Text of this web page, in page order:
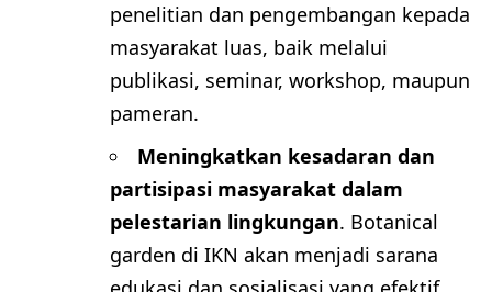
penelitian dan pengembangan kepada
masyarakat luas, baik melalui
publikasi, seminar, workshop, maupun
pameran.
Meningkatkan kesadaran dan
partisipasi masyarakat dalam
pelestarian lingkungan. Botanical
garden di IKN akan menjadi sarana